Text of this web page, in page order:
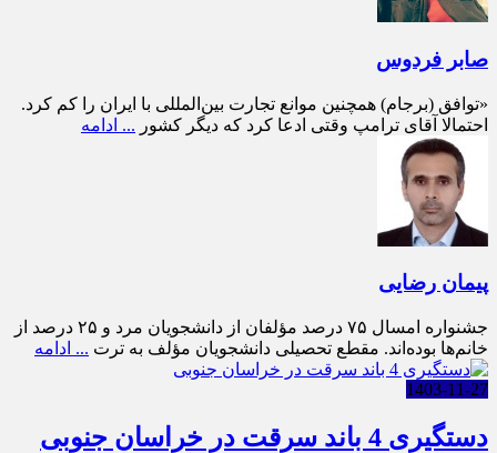
صابر فردوس
«توافق (برجام) همچنین موانع تجارت بین‌المللی با ایران را کم کرد.
احتمالا آقای ترامپ وقتی ادعا کرد که دیگر کشور ... ادامه
پیمان رضایی
جشنواره امسال ۷۵ درصد مؤلفان از دانشجویان مرد و ۲۵ درصد از
خانم‌ها بوده‌اند. مقطع تحصیلی دانشجویان مؤلف به ترت ... ادامه
1403-11-27
دستگیری 4 باند سرقت در خراسان جنوبی